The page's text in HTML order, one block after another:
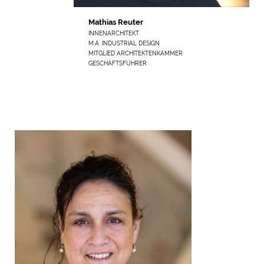
Mathias Reuter
INNENARCHITEKT
M.A. INDUSTRIAL DESIGN
MITGLIED ARCHITEKTENKAMMER
GESCHÄFTSFÜHRER